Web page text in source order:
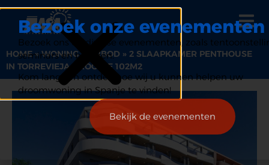
HOME»WONING AANBOD » 2 SLAAPKAMER PENTHOUSE
IN TORREVIEJA GROOTTE 102M2
Bezoek onze evenementen
Bezoek ons op diverse evenementen, zoals
seminars en beurzen.
Kom langs en ontdek hoe wij u kunnen helpen uw
droomwoning in Spanje te vinden!
Bekijk de evenementen